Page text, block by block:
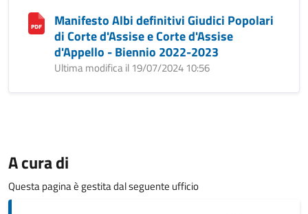
Manifesto Albi definitivi Giudici Popolari
di Corte d'Assise e Corte d'Assise
d'Appello - Biennio 2022-2023
Ultima modifica il 19/07/2024 10:56
A cura di
Questa pagina è gestita dal seguente ufficio